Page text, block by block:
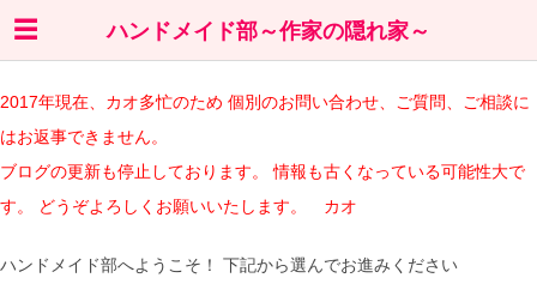
ハンドメイド部～作家の隠れ家～
2017年現在、カオ多忙のため 個別のお問い合わせ、ご質問、ご相談に
はお返事できません。
ブログの更新も停止しております。 情報も古くなっている可能性大で
す。 どうぞよろしくお願いいたします。 カオ
ハンドメイド部へようこそ！ 下記から選んでお進みください